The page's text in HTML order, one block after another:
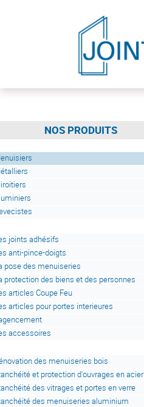
NOS PRODUITS
joints adhésifs
anti-pince-doigts
pose des menuiseries
protection des biens et des personnes
articles Coupe Feu
articles pour portes interieures
accessoires
des menuiseries bois
et protection d'ouvrages en acier
des vitrages et portes en verre
des menuiseries aluminium